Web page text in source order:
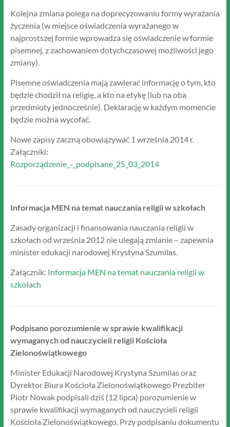
Kolejna zmiana polega na doprecyzowaniu formy wyrażania
życzenia (w miejsce oświadczenia wyrażanego w
najprostszej formie wprowadza się oświadczenie w formie
pisemnej, z zachowaniem dotychczasowej możliwości jego
zmiany).
Pisemne oświadczenia mają zawierać informację o tym, kto
będzie chodził na religię, a kto na etykę (lub na oba
przedmioty jednocześnie). Deklarację w każdym momencie
będzie można wycofać.
Nowe zapisy zaczną obowiązywać 1 września 2014 r.
Załączniki:
Rozporządzenie_-_podpisane_25_03_2014
Informacja MEN na temat nauczania religii w szkołach
Zasady organizacji i finansowania nauczania religii w
szkołach od września 2012 nie ulegają zmianie – zapewnia
minister edukacji narodowej Krystyna Szumilas.
Załącznik: Informacja MEN na temat nauczania religii w
szkołach
Podpisano porozumienie w sprawie kwalifikacji
wymaganych od nauczycieli religii Kościoła
Zielonoświątkowego
Minister Edukacji Narodowej Krystyna Szumilas oraz
Dyrektor Biura Kościoła Zielonoświątkowego Prezbiter
Piotr Nowak podpisali dziś (12 lipca) porozumienie w
sprawie kwalifikacji wymaganych od nauczycieli religii
Kościoła Zielonoświątkowego. Przy podpisaniu dokumentu